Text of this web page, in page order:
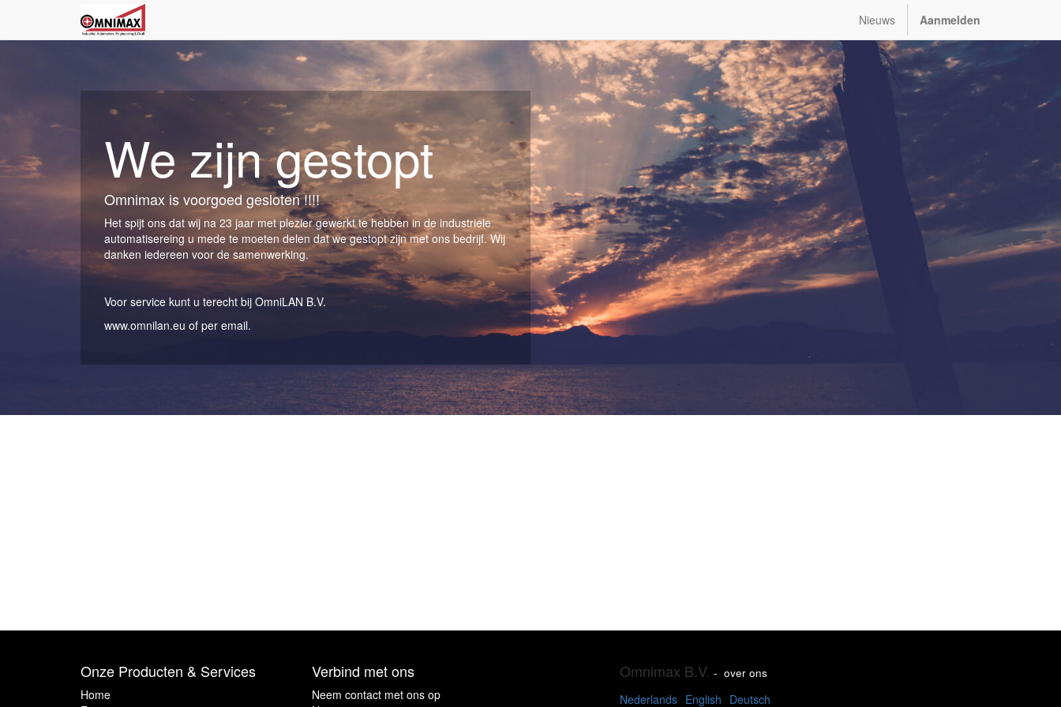
Nieuws Aanmelden
We zijn gestopt
Omnimax is voorgoed gesloten !!!!
Het spijt ons dat wij na 23 jaar met plezier gewerkt te hebben in de industriele
automatisereing u mede te moeten delen dat we gestopt zijn met ons bedrijf. Wij
danken iedereen voor de samenwerking.
Voor service kunt u terecht bij OmniLAN B.V.
www.omnilan.eu of per email.
Onze Producten & Services
Home
Verbind met ons
Neem contact met ons op
Omnimax B.V. - over ons
Nederlands English Deutsch